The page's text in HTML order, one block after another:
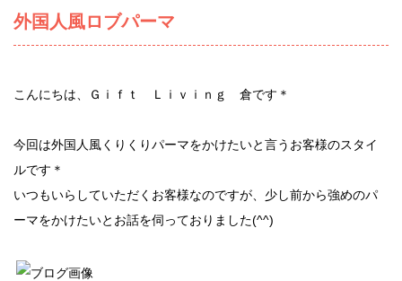
外国人風ロブパーマ
こんにちは、Ｇｉｆｔ Ｌｉｖｉｎｇ 倉です＊
今回は外国人風くりくりパーマをかけたいと言うお客様のスタイ
ルです＊
いつもいらしていただくお客様なのですが、少し前から強めのパ
ーマをかけたいとお話を伺っておりました(^^)